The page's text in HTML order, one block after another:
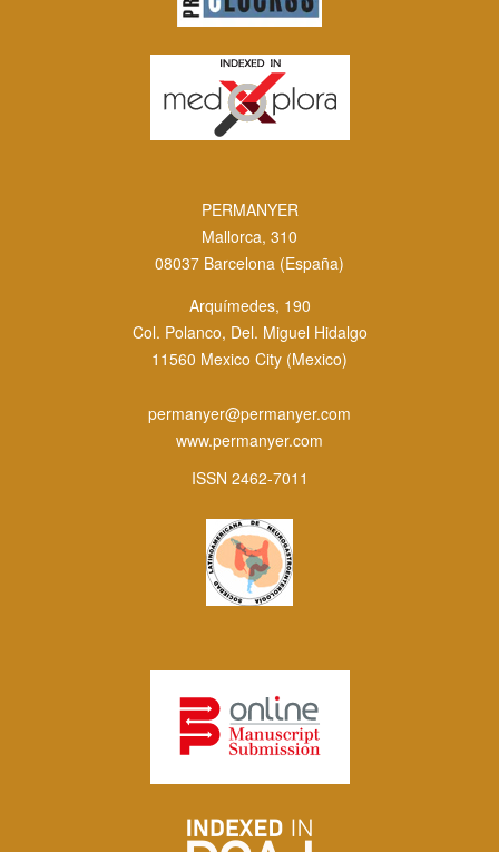
PERMANYER
Mallorca, 310
08037 Barcelona (España)
Arquímedes, 190
Col. Polanco, Del. Miguel Hidalgo
11560 Mexico City (Mexico)
permanyer@permanyer.com
www.permanyer.com
ISSN 2462-7011